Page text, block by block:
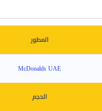
المطور
McDonalds UAE
الحجم